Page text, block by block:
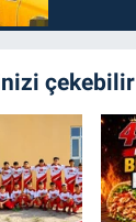
çekebilir